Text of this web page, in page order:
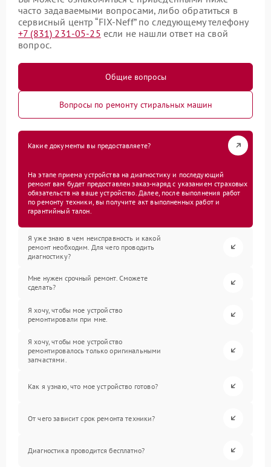
часто задаваемыми вопросами, либо обратиться в
сервисный центр “FIX-Neff” по следующему телефону
+7 (831) 231-05-25 если не нашли ответ на свой
вопрос.
Общие вопросы
Вопросы по ремонту стиральных машин
Какие документы вы предоставляете?
На этапе приема устройства на диагностику и последующий
ремонт вам будет предоставлен заказ-наряд с указанием страховых
обязательств на ваше устройство. Далее, после выполнения работ
по ремонту техники, вы получите акт выполненных работ и
гарантийный талон.
Я уже знаю в чем неисправность и какой
ремонт необходим. Для чего проводить
диагностику?
Мне нужен срочный ремонт. Сможете
сделать?
Я хочу, чтобы мое устройство
ремонтировали при мне.
Я хочу, чтобы мое устройство
ремонтировалось только оригинальными
запчастями.
Как я узнаю, что мое устройство готово?
От чего зависит срок ремонта техники?
Диагностика проводится бесплатно?